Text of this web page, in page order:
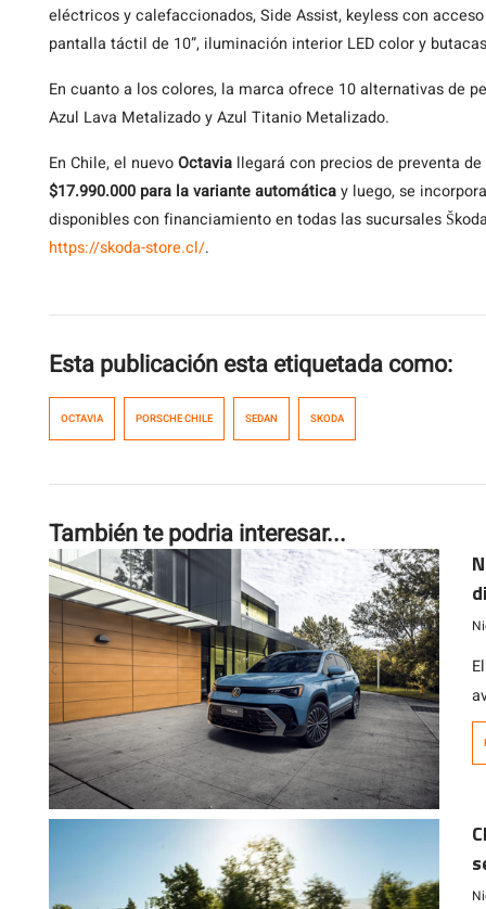
eléctricos y calefaccionados, Side Assist, keyless con
pantalla táctil de 10”, iluminación interior LED color y
En cuanto a los colores, la marca ofrece 10 alternativas de
Azul Lava Metalizado y Azul Titanio Metalizado.
En Chile, el nuevoOctavia llegará con precios de preventa de
$17.990.000 para la variante automáticay luego, se
disponibles con financiamiento en todas las sucursales
https://skoda-store.cl/.
Esta publicación esta etiquetada como:
OCTAVIA PORSCHE CHILE SEDAN SKODA
También te podria interesar...